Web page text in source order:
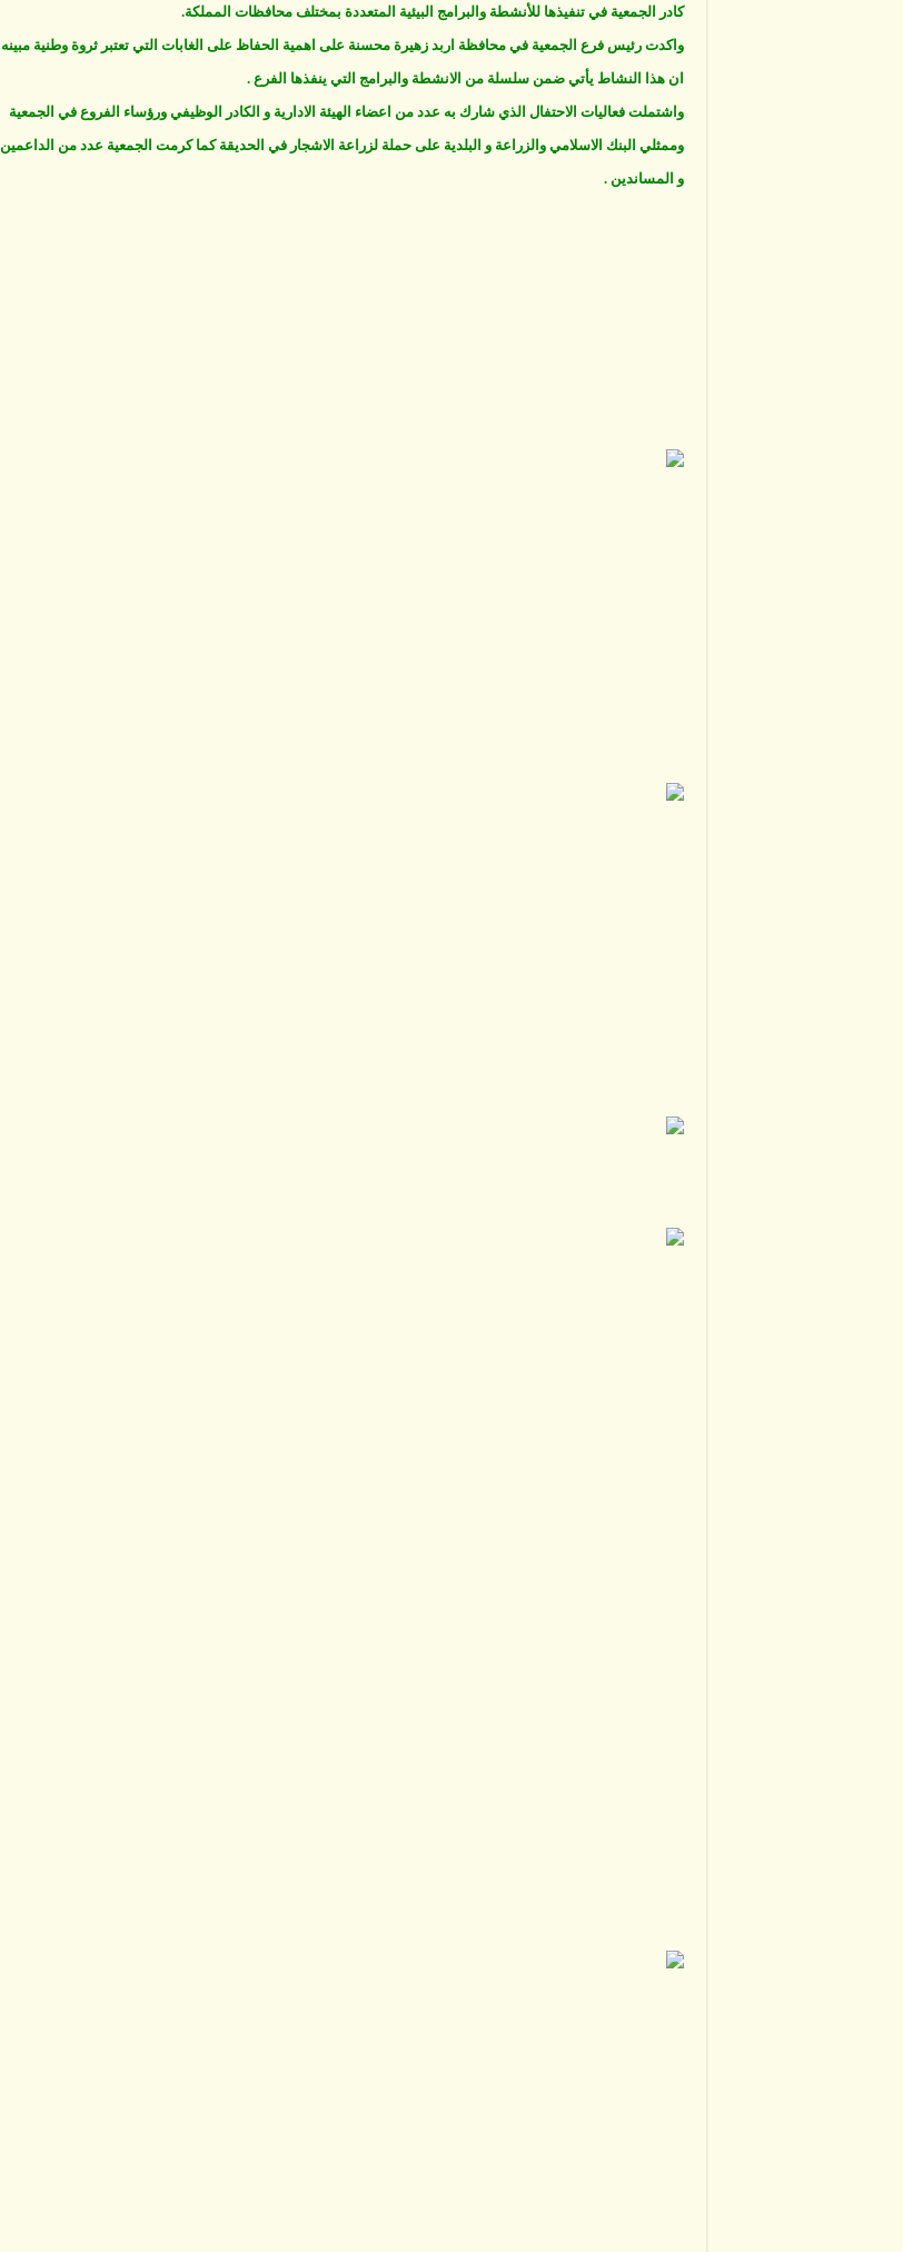
كادر الجمعية في تنفيذها للأنشطة والبرامج البيئية المتعددة بمختلف محافظات المملكة.
واكدت رئيس فرع الجمعية في محافظة اربد زهيرة محسنة على اهمية الحفاظ على الغابات التي تعتبر ثروة وطنية مبينه
ان هذا النشاط يأتي ضمن سلسلة من الانشطة والبرامج التي ينفذها الفرع .
واشتملت فعاليات الاحتفال الذي شارك به عدد من اعضاء الهيئة الادارية و الكادر الوظيفي ورؤساء الفروع في الجمعية
وممثلي البنك الاسلامي والزراعة و البلدية على حملة لزراعة الاشجار في الحديقة كما كرمت الجمعية عدد من الداعمين
و المساندين .